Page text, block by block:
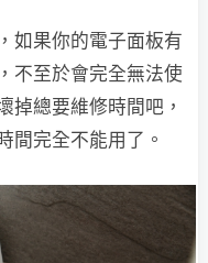
如果你的電子面板有
不至於會完全無法使
掉總要維修時間吧，
間完全不能用了。